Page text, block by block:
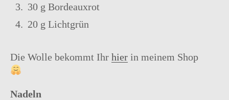
30 g Bordeauxrot
20 g Lichtgrün
Die Wolle bekommt Ihr hier in meinem Shop
Nadeln